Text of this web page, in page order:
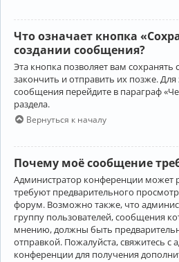
Что означает кнопка
создании сообщения?
Эта кнопка позволяет вам
закончить и отправить их позже. Для
сообщения перейдите в параграф
раздела.
Вернуться к началу
Почему моё сообщение
Администратор конференции может
требуют предварительного
форум. Возможно также, что
группу пользователей, сообщения
мнению, должны быть
отправкой. Пожалуйста, свяжитесь с
конференции для получения